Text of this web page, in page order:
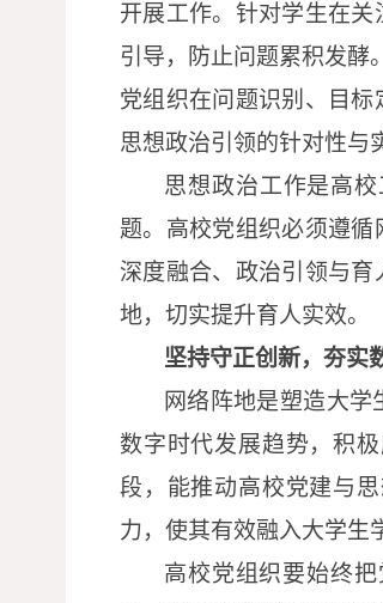
开展工作。针对学生在
引导，防止问题累积发酵
党组织在问题识别、目
思想政治引领的针对性与
思想政治工作是高
题。高校党组织必须遵
深度融合、政治引领与
地，切实提升育人实效。
坚持守正创新，夯实
网络阵地是塑造大
数字时代发展趋势，积
段，能推动高校党建与
力，使其有效融入大学生
高校党组织要始终